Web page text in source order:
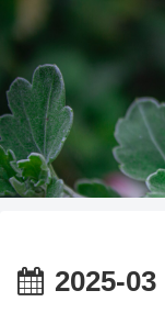
2025-03